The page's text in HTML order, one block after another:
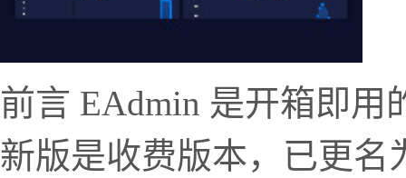
前言 EAdmin 是开箱即用
新版是收费版本，已更名